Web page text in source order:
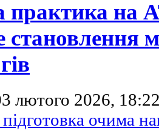
практика на
становлення
лютого 2026,
очима